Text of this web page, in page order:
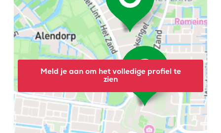
Meld je aan om het volledige profiel te
zien